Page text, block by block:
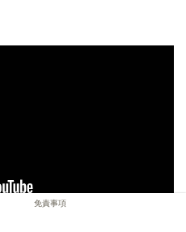
免責事項